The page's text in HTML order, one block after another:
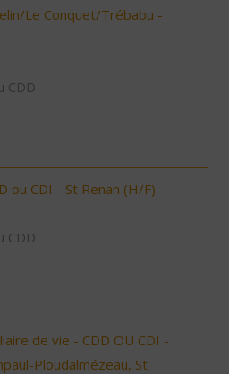
Le Conquet/Trébabu -
CDD
ou CDI - St Renan (H/F)
CDD
de vie - CDD OU CDI -
Ploudalmézeau, St